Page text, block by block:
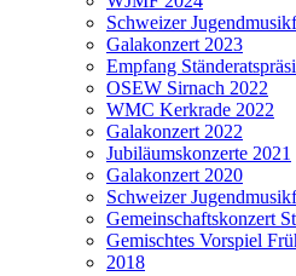
Schweizer
Galakonzert 2023
Empfang
OSEW Sirnach 2022
WMC Kerkrade 2022
Galakonzert 2022
Jubiläumskonzerte 2021
Galakonzert 2020
Schweizer
Gemeinschaftskonzert
Gemischtes Vorspiel
2018